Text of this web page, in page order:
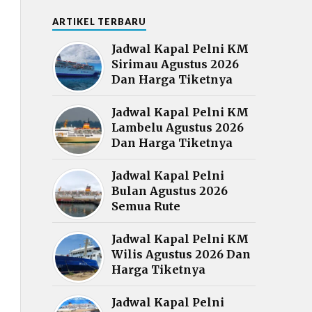
ARTIKEL TERBARU
Jadwal Kapal Pelni KM
Sirimau Agustus 2026
Dan Harga Tiketnya
Jadwal Kapal Pelni KM
Lambelu Agustus 2026
Dan Harga Tiketnya
Jadwal Kapal Pelni
Bulan Agustus 2026
Semua Rute
Jadwal Kapal Pelni KM
Wilis Agustus 2026 Dan
Harga Tiketnya
Jadwal Kapal Pelni